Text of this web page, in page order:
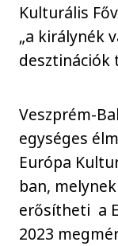
Kulturális
„a királynék
desztinációk
Veszprém-
egységes
Európa
ban,
erősítheti a
2023